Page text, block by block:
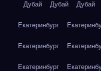
Дубай Дубай Дубай
Екатеринбург
Екатеринбург
Екатеринбург